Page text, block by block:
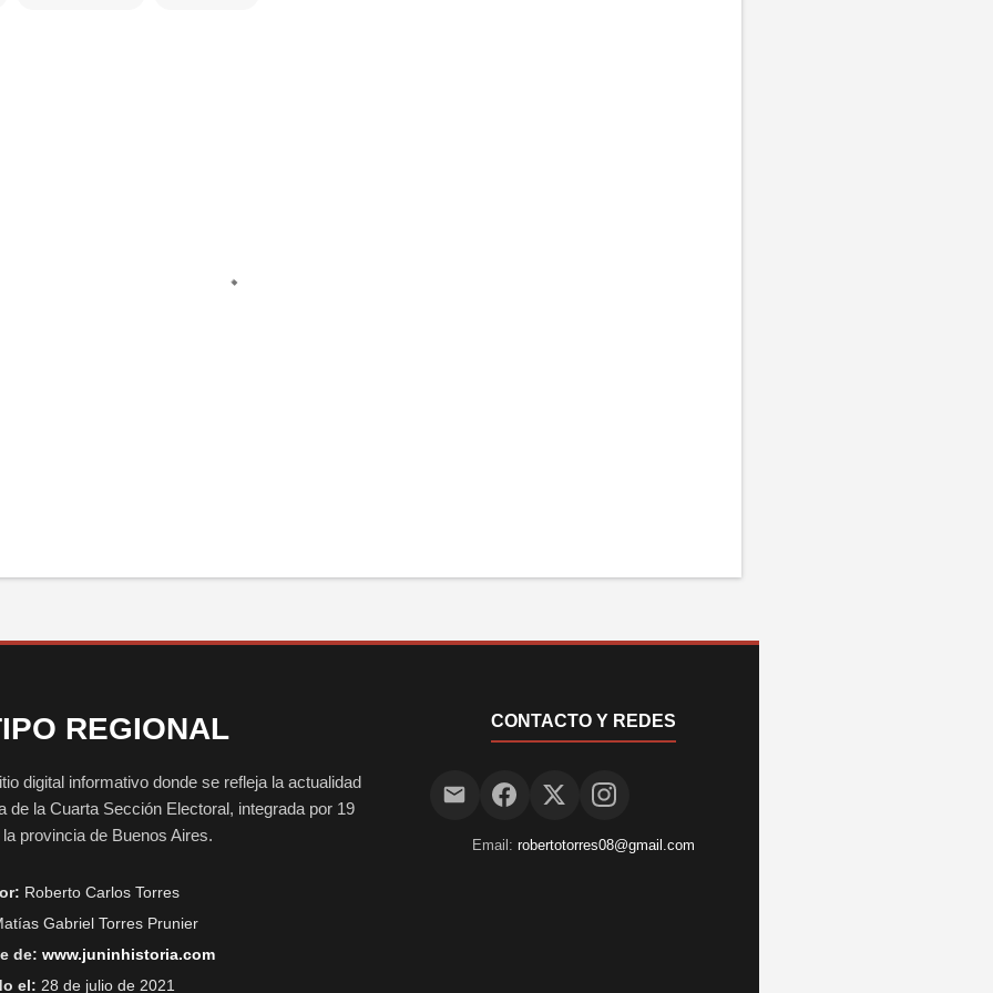
REGIONAL
digital informativo donde se refleja la actualidad
de la Cuarta Sección Electoral, integrada por 19
provincia de Buenos Aires.
Roberto Carlos Torres
Gabriel Torres Prunier
de: www.juninhistoria.com
el: 28 de julio de 2021
CONTACTO Y REDES
Email: robertotorres08@gmail.com